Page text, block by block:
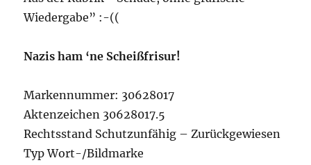
Wiedergabe” :-((
Nazis ham ‘ne Scheißfrisur!
Markennummer: 30628017
Aktenzeichen 30628017.5
Rechtsstand Schutzunfähig – Zurückgewiesen
Typ Wort-/Bildmarke